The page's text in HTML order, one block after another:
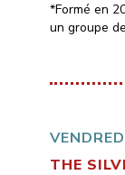
*Formé en
un groupe
est
référence
THE